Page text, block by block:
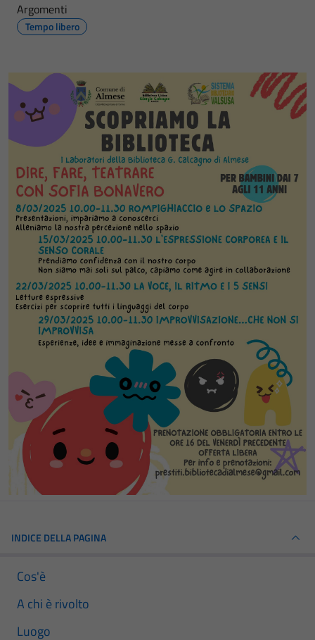
Argomenti
Tempo libero
INDICE DELLA PAGINA
Cos'è
A chi è rivolto
Luogo